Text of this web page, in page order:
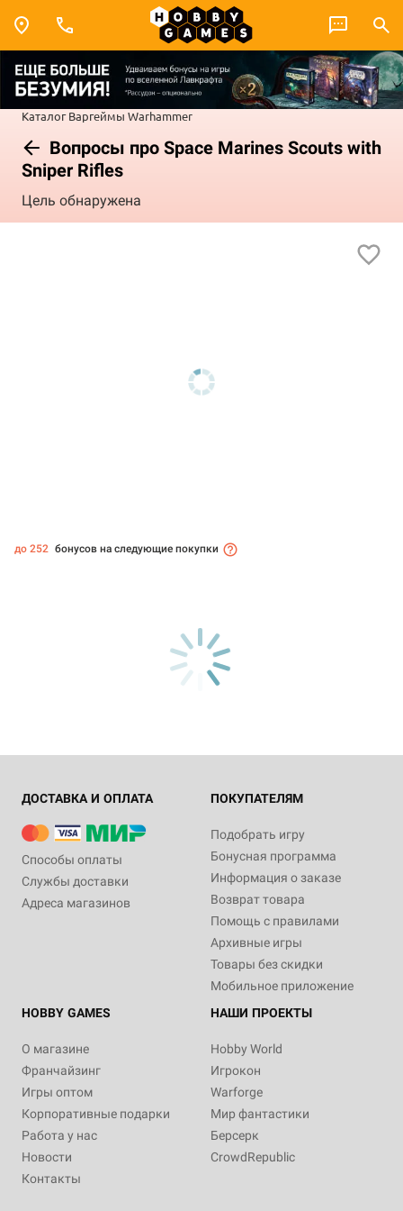
Каталог Варгеймы Warhammer
Вопросы про Space Marines Scouts with
Sniper Rifles
Цель обнаружена
до 252 бонусов на следующие покупки
ДОСТАВКА И ОПЛАТА
Способы оплаты
Службы доставки
Адреса магазинов
ПОКУПАТЕЛЯМ
Подобрать игру
Бонусная программа
Информация о заказе
Возврат товара
Помощь с правилами
Архивные игры
Товары без скидки
Мобильное приложение
HOBBY GAMES
О магазине
Франчайзинг
Игры оптом
Корпоративные подарки
Работа у нас
Новости
Контакты
НАШИ ПРОЕКТЫ
Hobby World
Игрокон
Warforge
Мир фантастики
Берсерк
CrowdRepublic